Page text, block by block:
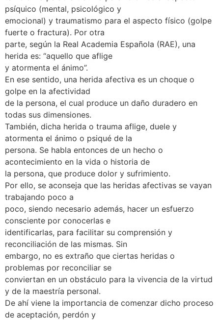
psíquico (mental, psicológico y
emocional) y traumatismo para el aspecto físico (golpe
fuerte o fractura). Por otra
parte, según la Real Academia Española (RAE), una
herida es: “aquello que aflige
y atormenta el ánimo”.
En ese sentido, una herida afectiva es un choque o
golpe en la afectividad
de la persona, el cual produce un daño duradero en
todas sus dimensiones.
También, dicha herida o trauma aflige, duele y
atormenta el ánimo o psiqué de la
persona. Se habla entonces de un hecho o
acontecimiento en la vida o historia de
la persona, que produce dolor y sufrimiento.
Por ello, se aconseja que las heridas afectivas se vayan
trabajando poco a
poco, siendo necesario además, hacer un esfuerzo
consciente por conocerlas e
identificarlas, para facilitar su comprensión y
reconciliación de las mismas. Sin
embargo, no es extraño que ciertas heridas o
problemas por reconciliar se
conviertan en un obstáculo para la vivencia de la virtud
y de la maestría personal.
De ahí viene la importancia de comenzar dicho proceso
de aceptación, perdón y